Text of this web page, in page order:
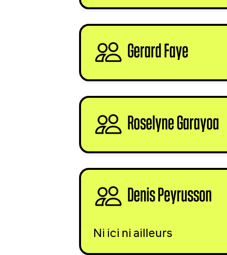
Gerard Faye
Roselyne Garayoa
Denis Peyrusson
Ni ici ni ailleurs